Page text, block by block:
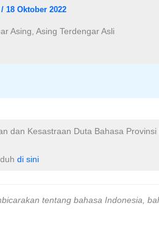
/ 18 Oktober 2022
Asing, Asing Terdengar Asli
dan Kesastraan Duta Bahasa Provinsi
di sini
tentang bahasa Indonesia,